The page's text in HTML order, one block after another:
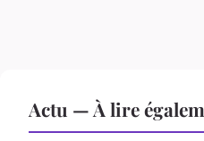
Actu — À lire